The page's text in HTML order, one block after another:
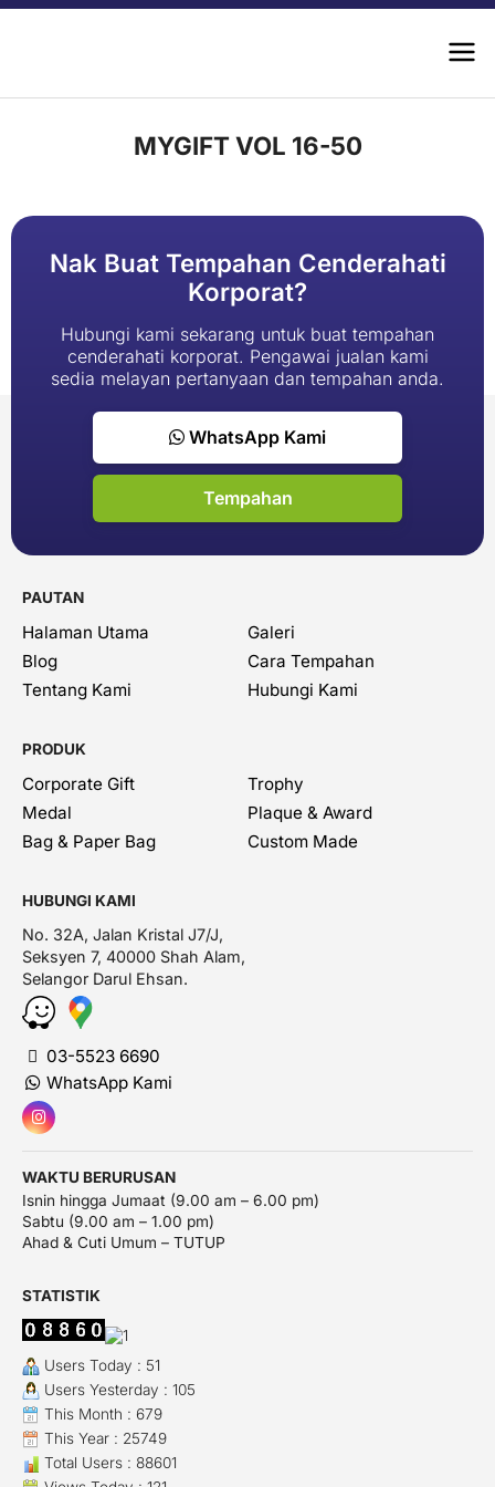
MYGIFT VOL 16-50
Nak Buat Tempahan Cenderahati
Korporat?
Hubungi kami sekarang untuk buat tempahan
cenderahati korporat. Pengawai jualan kami
sedia melayan pertanyaan dan tempahan anda.
WhatsApp Kami
Tempahan
PAUTAN
Halaman Utama
Galeri
Blog
Cara Tempahan
Tentang Kami
Hubungi Kami
PRODUK
Corporate Gift
Trophy
Medal
Plaque & Award
Bag & Paper Bag
Custom Made
HUBUNGI KAMI
No. 32A, Jalan Kristal J7/J,
Seksyen 7, 40000 Shah Alam,
Selangor Darul Ehsan.
03-5523 6690
WhatsApp Kami
WAKTU BERURUSAN
Isnin hingga Jumaat (9.00 am – 6.00 pm)
Sabtu (9.00 am – 1.00 pm)
Ahad & Cuti Umum – TUTUP
STATISTIK
Users Today : 51
Users Yesterday : 105
This Month : 679
This Year : 25749
Total Users : 88601